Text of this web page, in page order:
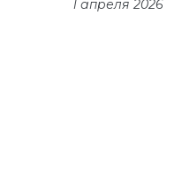
1 апреля 2026